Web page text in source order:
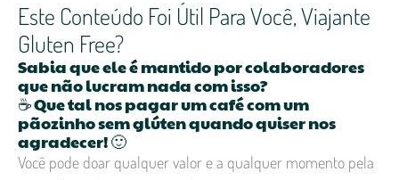
Este Conteúdo Foi Útil Para Você, Viajante
Gluten Free?
Sabia que ele é mantido por colaboradores
que não lucram nada com isso?
☕ Que tal nos pagar um café com um
pãozinho sem glúten quando quiser nos
agradecer! 🙂
Você pode doar qualquer valor e a qualquer momento pela